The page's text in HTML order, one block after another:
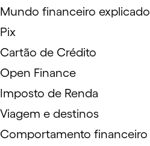
Mundo financeiro explicado
Pix
Cartão de Crédito
Open Finance
Imposto de Renda
Viagem e destinos
Comportamento financeiro